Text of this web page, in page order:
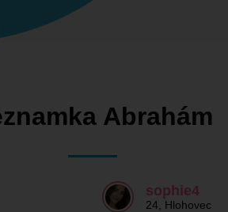
Abrahám
sophie4
24 Hlohovec